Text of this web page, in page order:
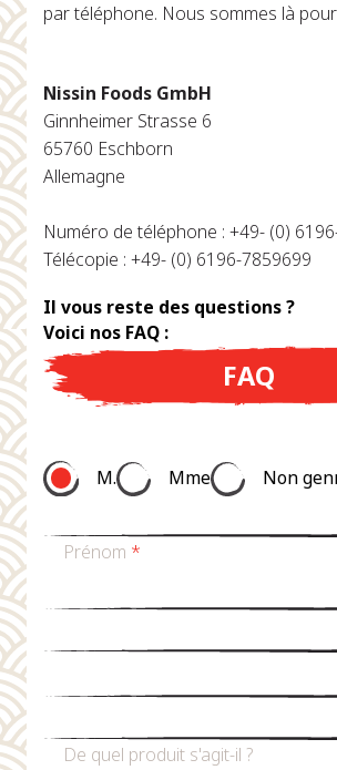
par téléphone. Nous sommes là
Nissin Foods GmbH
Ginnheimer Strasse 6
65760 Eschborn
Allemagne
Numéro de téléphone : +49- (0)
Télécopie : +49- (0) 6196-7859699
Il vous reste des questions ?
Voici nos FAQ :
FAQ
M. Mme Non
Prénom *
De quel produit s'agit-il ?